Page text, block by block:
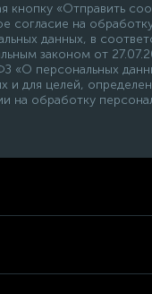
кнопку «Отправить
согласие на
данных, в
законом от
«О персональных
и для целей,
на обработку